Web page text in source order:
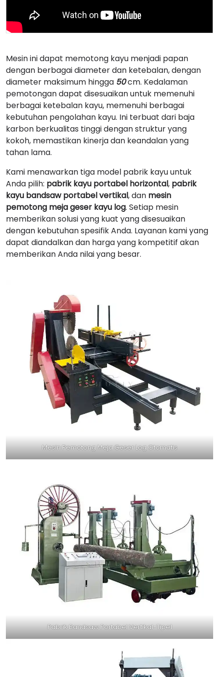
Mesin ini dapat memotong kayu menjadi papan
dengan berbagai diameter dan ketebalan, dengan
diameter maksimum hingga 50cm. Kedalaman
pemotongan dapat disesuaikan untuk memenuhi
berbagai ketebalan kayu, memenuhi berbagai
kebutuhan pengolahan kayu. Ini terbuat dari baja
karbon berkualitas tinggi dengan struktur yang
kokoh, memastikan kinerja dan keandalan yang
tahan lama.
Kami menawarkan tiga model pabrik kayu untuk
Anda pilih: pabrik kayu portabel horizontal, pabrik
kayu bandsaw portabel vertikal, dan mesin
pemotong meja geser kayu log. Setiap mesin
memberikan solusi yang kuat yang disesuaikan
dengan kebutuhan spesifik Anda. Layanan kami yang
dapat diandalkan dan harga yang kompetitif akan
memberikan Anda nilai yang besar.
Mesin Pemotong Meja Geser Log Otomatis
Pabrik Bandsaw Portabel Vertikal-Tipe1